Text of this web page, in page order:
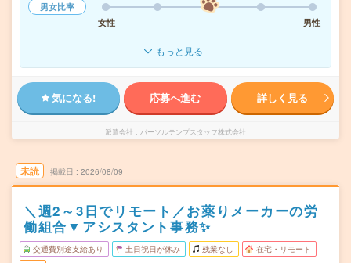
男女比率
女性
男性
もっと見る
気になる! 応募へ進む 詳しく見る
派遣会社 パーソルテンプスタッフ株式会社
未読 掲載日 2026/08/09
＼週2～3日でリモート／お薬りメーカーの労
働組合▼アシスタント事務✨
交通費別途支給あり 土日祝日が休み 残業なし 在宅・リモート